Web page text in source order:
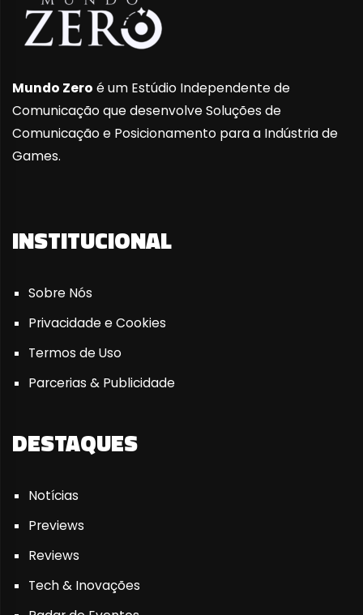
Mundo Zero é um Estúdio Independente de
Comunicação que desenvolve Soluções de
Comunicação e Posicionamento para a Indústria de
Games.
INSTITUCIONAL
Sobre Nós
Privacidade e Cookies
Termos de Uso
Parcerias & Publicidade
DESTAQUES
Notícias
Previews
Reviews
Tech & Inovações